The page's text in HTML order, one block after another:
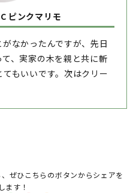
ピンクマリモ
なかったんですが、先日
、実家の木を親と共に斬
もいいです。次はクリー
ぜひこちらのボタンからシェアを
ます！